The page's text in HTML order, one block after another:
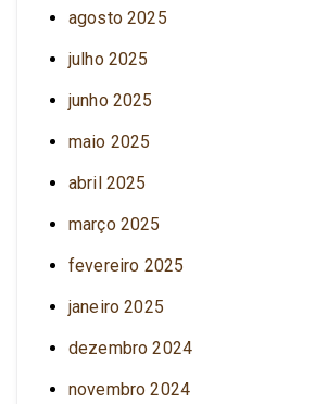
agosto 2025
julho 2025
junho 2025
maio 2025
abril 2025
março 2025
fevereiro 2025
janeiro 2025
dezembro 2024
novembro 2024